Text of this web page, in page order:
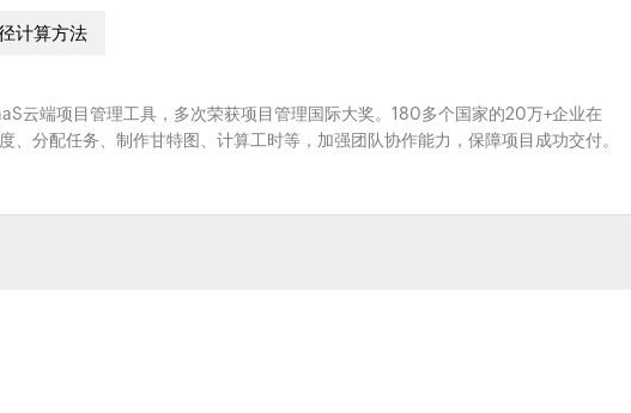
计算方法
云端项目管理工具，多次荣获项目管理国际大奖。180多个国家的20万+企业在
、分配任务、制作甘特图、计算工时等，加强团队协作能力，保障项目成功交付。